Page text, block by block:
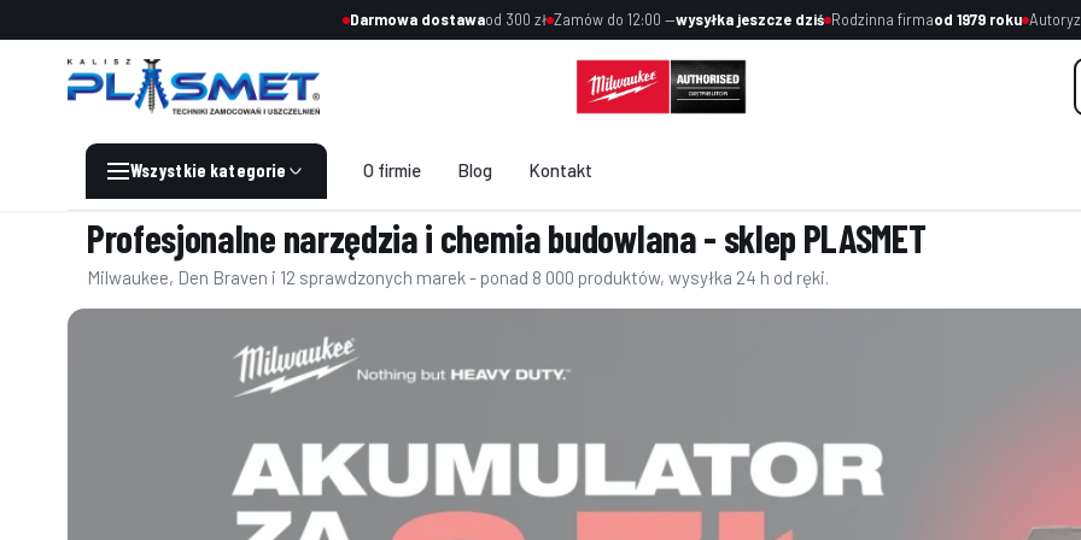
Darmowa dostawaod 300 zł Zamów do 12:00 —wysyłka jeszcze dziś Rodzinna firmaod 1979 roku
O firmie Blog Kontakt
End of main navigation
Profesjonalne narzędzia i chemia budowlana - sklep PLASMET
Milwaukee, Den Braven i 12 sprawdzonych marek - ponad 8 000 produktów, wysyłka 24 h od ręki.